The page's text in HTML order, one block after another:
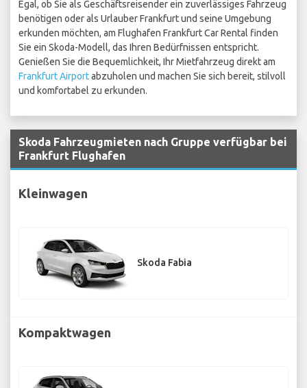
Egal, ob Sie als Geschäftsreisender ein zuverlässiges Fahrzeug
benötigen oder als Urlauber Frankfurt und seine Umgebung
erkunden möchten, am Flughafen Frankfurt Car Rental finden
Sie ein Skoda-Modell, das Ihren Bedürfnissen entspricht.
Genießen Sie die Bequemlichkeit, Ihr Mietfahrzeug direkt am
Frankfurt Airportabzuholen und machen Sie sich bereit, stilvoll
und komfortabel zu erkunden.
Skoda Fahrzeugmieten nach Gruppe verfügbar bei
Frankfurt Flughafen
Kleinwagen
Skoda Fabia
Kompaktwagen